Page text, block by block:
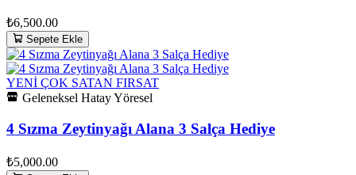
₺6,500.00
Sepete Ekle
YENİ ÇOK SATAN FIRSAT
Geleneksel Hatay Yöresel
4 Sızma Zeytinyağı Alana 3 Salça Hediye
₺5,000.00